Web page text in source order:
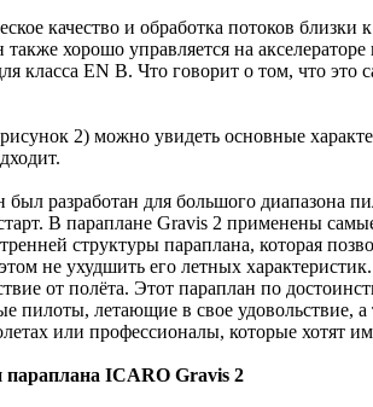
качество и обработка потоков близки
хорошо управляется на
класса EN B. Что говорит о том, что
2) можно увидеть основные
разработан для большого диапазона
В параплане Gravis 2 применены
структуры параплана, которая
не ухудшить его летных
от полёта. Этот параплан по
пилоты, летающие в свое удовольствие, а
или профессионалы, которые хотят
параплана ICARO Gravis 2